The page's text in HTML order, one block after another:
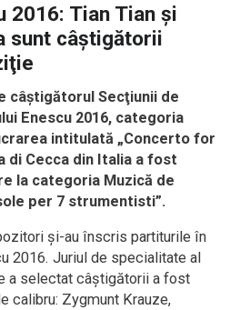
2016: Tian Tian şi
sunt câştigătorii
câştigătorul Secţiunii de
Enescu 2016, categoria
intitulată „Concerto for
di Cecca din Italia a fost
la categoria Muzică de
per 7 strumentisti”.
şi-au înscris partiturile în
2016. Juriul de specialitate al
a selectat câştigătorii a fost
calibru: Zygmunt Krauze,